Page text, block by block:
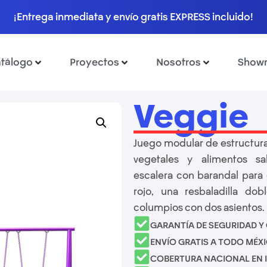
¡Entrega inmediata y envío gratis EXPRESS incluido!
Proyectos Nosotros
Veggie
Juego modular de
vegetales y alimentos
escalera con barandal
rojo, una resbaladilla
columpios con dos asientos.
GARANTÍA DE SEGURIDAD
ENVÍO GRATIS A TODO
COBERTURA NACIONAL EN